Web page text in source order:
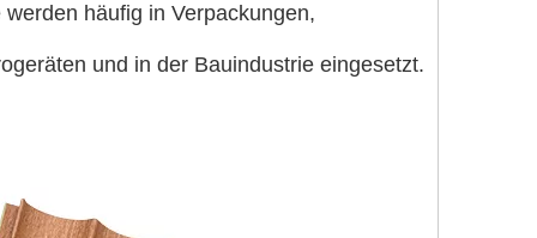
häufig in Verpackungen,
und in der Bauindustrie eingesetzt.